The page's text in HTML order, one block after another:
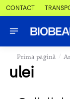
CONTACT
Prima pagină /
ulei